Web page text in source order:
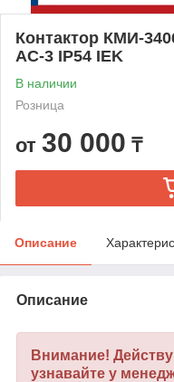
Контактор КМИ-
АС-3 IP54 IEK
В наличии
Розница
от 30 000 ₸
Описание
Описание
Внимание!
узнавайте у